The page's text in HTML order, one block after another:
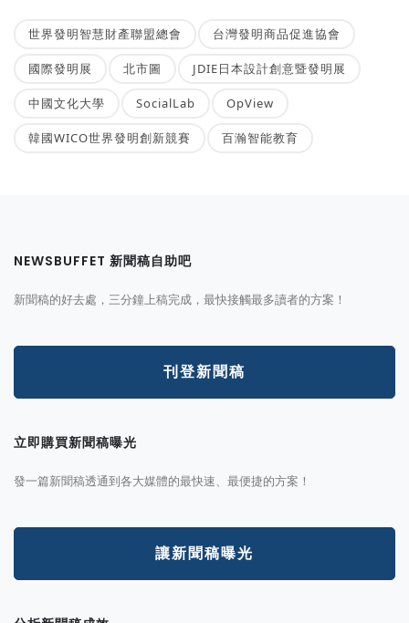
世界發明智慧財產聯盟總會 台灣發明商品促進協會
國際發明展 北市圖 JDIE日本設計創意暨發明展
中國文化大學 SocialLab OpView
韓國WICO世界發明創新競賽 百瀚智能教育
NEWSBUFFET 新聞稿自助吧
新聞稿的好去處，三分鐘上稿完成，最快接觸最多讀者的方案！
刊登新聞稿
立即購買新聞稿曝光
發一篇新聞稿透通到各大媒體的最快速、最便捷的方案！
讓新聞稿曝光